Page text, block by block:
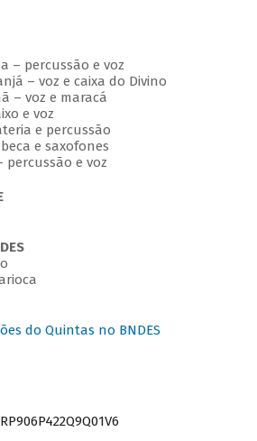
– percussão e voz
– voz e caixa do Divino
– voz e maracá
e voz
e percussão
e saxofones
percussão e voz
do Quintas no BNDES